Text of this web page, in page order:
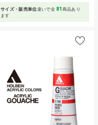
サイズ・販売単位違いで全 81 商品あり
ます